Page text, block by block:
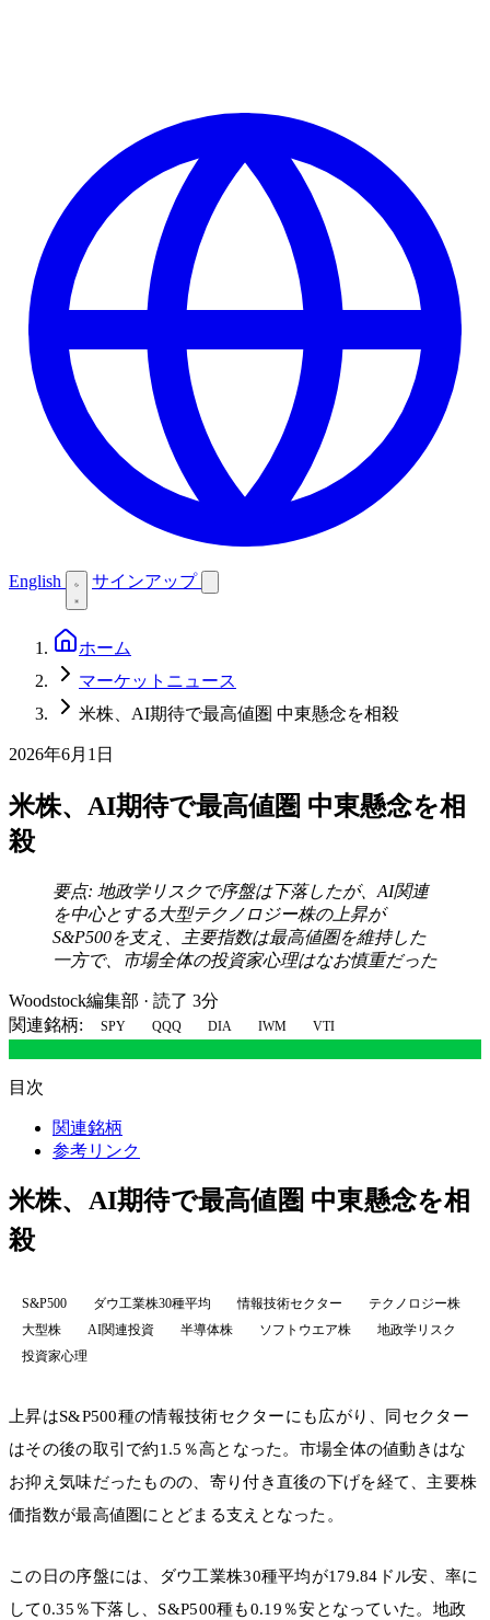
English サインアップ
ホーム
マーケットニュース
米株、AI期待で最高値圏 中東懸念を相殺
2026年6月1日
米株、AI期待で最高値圏 中東懸念を相
殺
要点: 地政学リスクで序盤は下落したが、AI関連
を中心とする大型テクノロジー株の上昇が
S&P500を支え、主要指数は最高値圏を維持した
一方で、市場全体の投資家心理はなお慎重だった
Woodstock編集部 · 読了 3分
関連銘柄:
SPY QQQ DIA IWM VTI
目次
関連銘柄
参考リンク
米株、AI期待で最高値圏 中東懸念を相
殺
S&P500 ダウ工業株30種平均 情報技術セクター
テクノロジー株
大型株
AI関連投資 半導体株 ソフトウエア株
地政学リスク
投資家心理
上昇はS&P500種の情報技術セクターにも広がり、同セクター
はその後の取引で約1.5％高となった。市場全体の値動きはな
お抑え気味だったものの、寄り付き直後の下げを経て、主要株
価指数が最高値圏にとどまる支えとなった。
この日の序盤には、ダウ工業株30種平均が179.84ドル安、率に
して0.35％下落し、S&P500種も0.19％安となっていた。地政